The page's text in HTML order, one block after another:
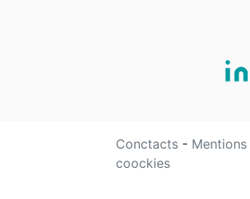
Conctacts -
coockies